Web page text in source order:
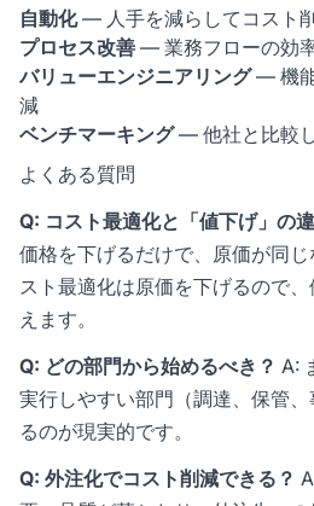
自動化— 人手を減らしてコスト
プロセス改善 — 業務フローの効
バリューエンジニアリング— 機能
減
ベンチマーキング— 他社と比較
よくある質問
Q: コスト最適化と「値下げ」の
価格を下げるだけで、原価が同
スト最適化は原価を下げるので
えます。
Q: どの部門から始めるべき？ A:
実行しやすい部門（調達、保管
るのが現実的です。
Q: 外注化でコスト削減できる？